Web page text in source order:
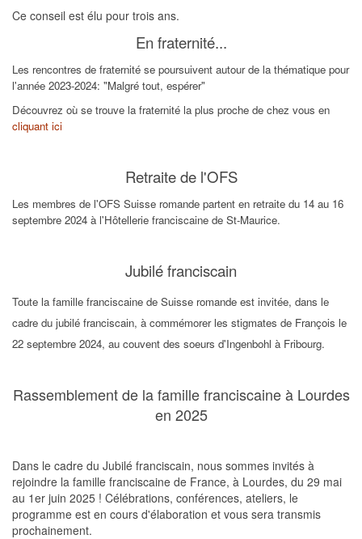
Ce conseil est élu pour trois ans.
En fraternité...
Les rencontres de fraternité se poursuivent autour de la thématique pour
l'année 2023-2024: "Malgré tout, espérer"
Découvrez où se trouve la fraternité la plus proche de chez vous en
cliquant ici
Retraite de l'OFS
Les membres de l'OFS Suisse romande partent en retraite du 14 au 16
septembre 2024 à l'Hôtellerie franciscaine de St-Maurice.
Jubilé franciscain
Toute la famille franciscaine de Suisse romande est invitée, dans le
cadre du jubilé franciscain, à commémorer les stigmates de François le
22 septembre 2024, au couvent des soeurs d'Ingenbohl à Fribourg.
Rassemblement de la famille franciscaine à Lourdes
en 2025
Dans le cadre du Jubilé franciscain, nous sommes invités à
rejoindre la famille franciscaine de France, à Lourdes, du 29 mai
au 1er juin 2025 ! Célébrations, conférences, ateliers, le
programme est en cours d'élaboration et vous sera transmis
prochainement.